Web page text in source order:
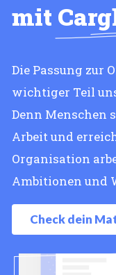
mit
Die Passung zur
wichtiger Teil
Denn Menschen
Arbeit und
Organisation
Ambitionen und
Check dein